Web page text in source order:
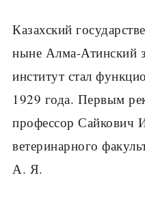
Казахский
ныне Алма-Атинский
институт стал
1929 года. Первым
профессор Сайкович
ветеринарного
А. Я.